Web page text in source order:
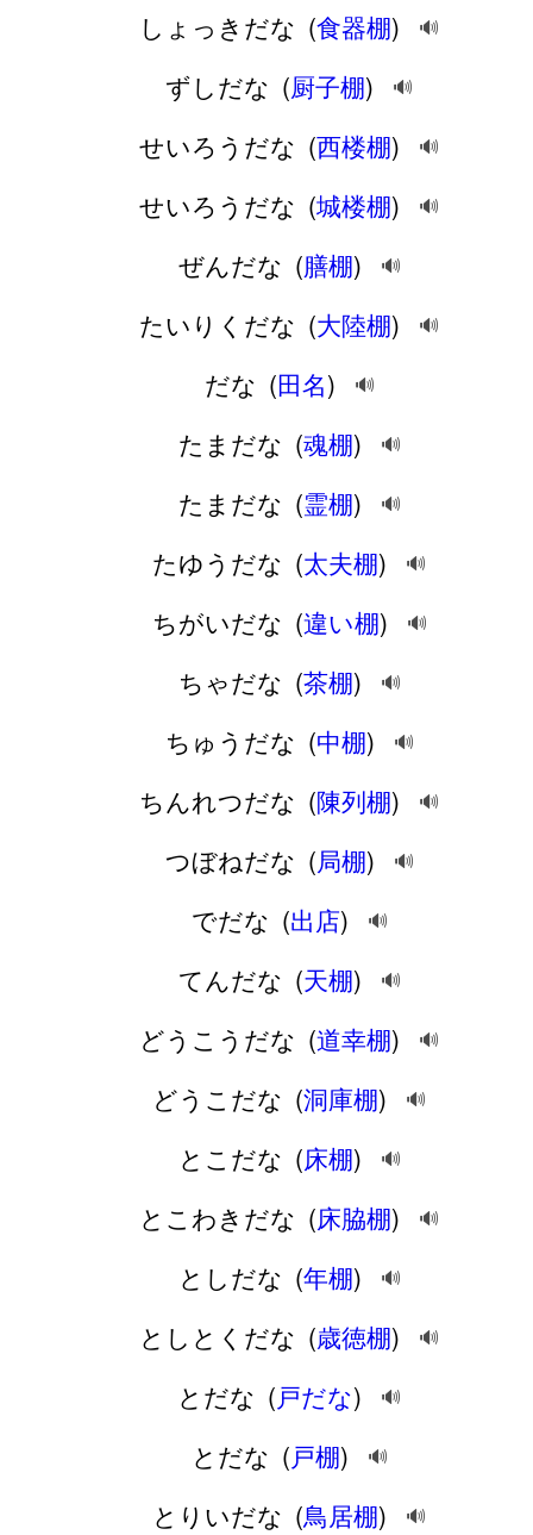
しょっきだな (食器棚) 🔊
ずしだな (厨子棚) 🔊
せいろうだな (西楼棚) 🔊
せいろうだな (城楼棚) 🔊
ぜんだな (膳棚) 🔊
たいりくだな (大陸棚) 🔊
だな (田名) 🔊
たまだな (魂棚) 🔊
たまだな (霊棚) 🔊
たゆうだな (太夫棚) 🔊
ちがいだな (違い棚) 🔊
ちゃだな (茶棚) 🔊
ちゅうだな (中棚) 🔊
ちんれつだな (陳列棚) 🔊
つぼねだな (局棚) 🔊
でだな (出店) 🔊
てんだな (天棚) 🔊
どうこうだな (道幸棚) 🔊
どうこだな (洞庫棚) 🔊
とこだな (床棚) 🔊
とこわきだな (床脇棚) 🔊
としだな (年棚) 🔊
としとくだな (歳徳棚) 🔊
とだな (戸だな) 🔊
とだな (戸棚) 🔊
とりいだな (鳥居棚) 🔊